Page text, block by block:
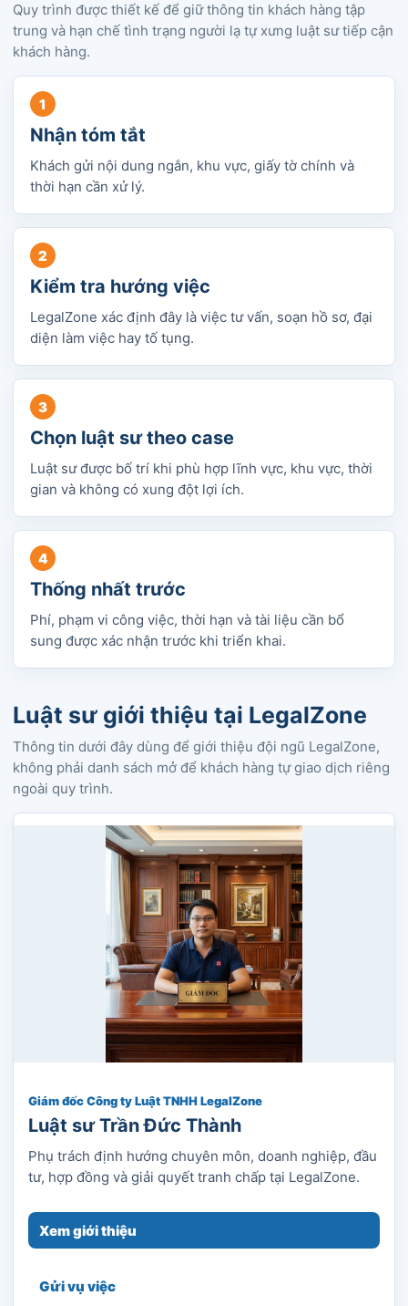
Quy trình được thiết kế để giữ thông tin khách hàng tập
trung và hạn chế tình trạng người lạ tự xưng luật sư tiếp cận
khách hàng.
Nhận tóm tắt
Khách gửi nội dung ngắn, khu vực, giấy tờ chính và
thời hạn cần xử lý.
Kiểm tra hướng việc
LegalZone xác định đây là việc tư vấn, soạn hồ sơ, đại
diện làm việc hay tố tụng.
Chọn luật sư theo case
Luật sư được bố trí khi phù hợp lĩnh vực, khu vực, thời
gian và không có xung đột lợi ích.
Thống nhất trước
Phí, phạm vi công việc, thời hạn và tài liệu cần bổ
sung được xác nhận trước khi triển khai.
Luật sư giới thiệu tại LegalZone
Thông tin dưới đây dùng để giới thiệu đội ngũ LegalZone,
không phải danh sách mở để khách hàng tự giao dịch riêng
ngoài quy trình.
Giám đốc Công ty Luật TNHH LegalZone
Luật sư Trần Đức Thành
Phụ trách định hướng chuyên môn, doanh nghiệp, đầu
tư, hợp đồng và giải quyết tranh chấp tại LegalZone.
Xem giới thiệu
Gửi vụ việc